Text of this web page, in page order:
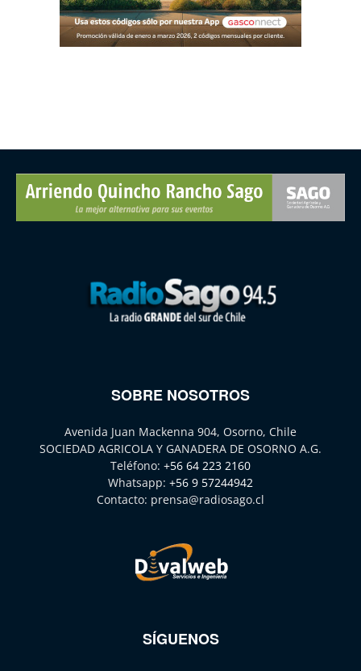
SOBRE NOSOTROS
Avenida Juan Mackenna 904, Osorno, Chile
SOCIEDAD AGRICOLA Y GANADERA DE OSORNO A.G.
Teléfono: +56 64 223 2160
Whatsapp: +56 9 57244942
Contacto: prensa@radiosago.cl
SÍGUENOS